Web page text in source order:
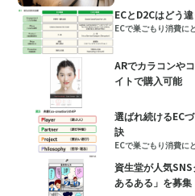
ECとD2Cはどう
ECで巣ごもり消費に
ARでカラコンや
イトで購入可能
選ばれ続けるEC
訣
ECで巣ごもり消費に
資生堂が人気
あるある」を募集